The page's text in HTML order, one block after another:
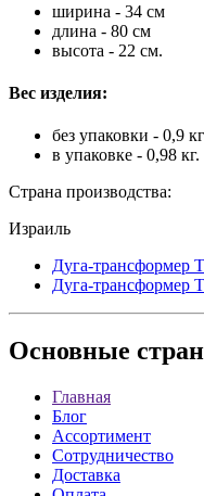
ширина - 34 см
длина - 80 см
высота - 22 см.
Вес изделия:
без упаковки - 0,9 кг
в упаковке - 0,98 кг.
Страна производства:
Израиль
Дуга-трансформер
Дуга-трансформер
Основные
Главная
Блог
Ассортимент
Сотрудничество
Доставка